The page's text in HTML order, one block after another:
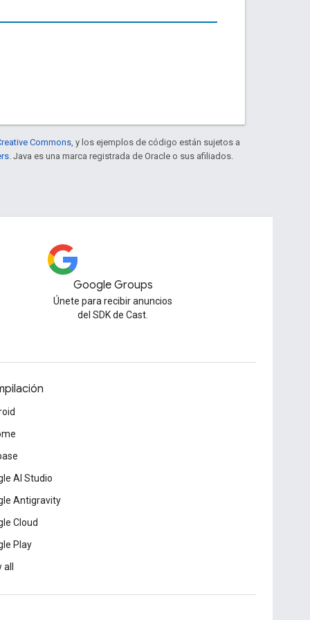
Commons , y los ejemplos de código están sujetos a
. Java es una marca registrada de Oracle o sus afiliados.
Google Groups
Únete para recibir anuncios
del SDK de Cast.
AI Studio
Antigravity
Cloud
Play